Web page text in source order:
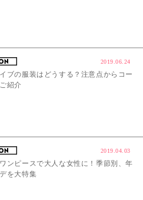
2019.06.24
ブの服装はどうする？注意点からコー
紹介
2019.04.03
ンピースで大人な女性に！季節別、年
を大特集